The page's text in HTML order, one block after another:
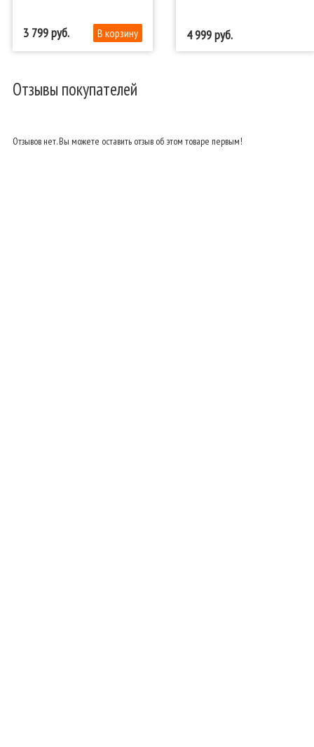
3 799 4 999
Отзывы покупателей
Отзывов нет. Вы можете оставить отзыв об этом товаре первым!